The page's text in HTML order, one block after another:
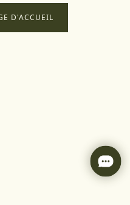
D'ACCUEIL